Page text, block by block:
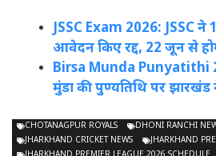
JSSC Exam 2026: JSSC ने
आवेदन किए रद्द, 22 जून से
Birsa Munda Punyatithi
मुंडा की पुण्यतिथि पर झारखंड
CHOTANAGPUR ROYALS DHONI RANCHI
JHARKHAND CRICKET NEWS
JHARKHAND